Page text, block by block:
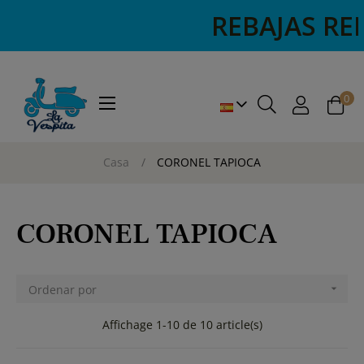
REBAJAS
Navegación
☰ 0
Casa CORONEL TAPIOCA
CORONEL TAPIOCA
Ordenar por 
Affichage 1-10 de 10 article(s)